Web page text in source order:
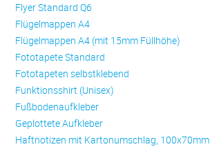
Flyer Standard Q6
Flügelmappen A4
Flügelmappen A4 (mit 15mm Füllhöhe)
Fototapete Standard
Fototapeten selbstklebend
Funktionsshirt (Unisex)
Fußbodenaufkleber
Geplottete Aufkleber
Haftnotizen mit Kartonumschlag, 100x70mm